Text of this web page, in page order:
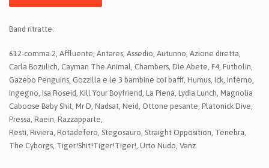
Band ritratte:
612-comma.2, Affluente, Antares, Assedio, Autunno, Azione diretta,
Carla Bozulich, Cayman The Animal, Chambers, Die Abete, F4, Futbolin,
Gazebo Penguins, Gozzilla e le 3 bambine coi baffi, Humus, Ick, Inferno,
Ingegno, Isa Roseid, Kill Your Boyfriend, La Piena, Lydia Lunch, Magnolia
Caboose Baby Shit, Mr D, Nadsat, Neid, Ottone pesante, Platonick Dive,
Pressa, Raein, Razzapparte,
Resti, Riviera, Rotadefero, Stegosauro, Straight Opposition, Tenebra,
The Cyborgs, Tiger!Shit!Tiger!Tiger!, Urto Nudo, Vanz.